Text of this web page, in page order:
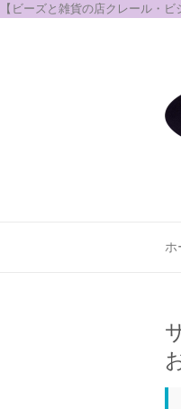
【ビーズと雑貨の店クレール・
ホ